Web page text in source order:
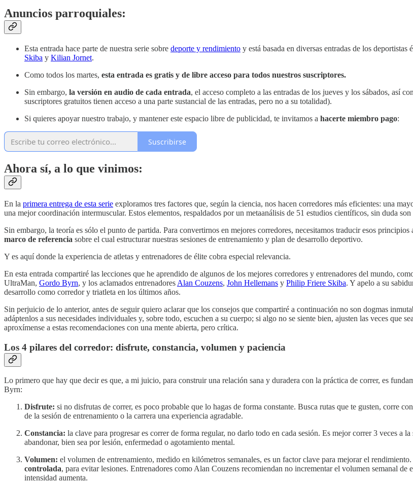
Anuncios parroquiales:
Esta entrada hace parte de nuestra serie sobre deporte y rendimiento y está basada en diversas entradas de los deportistas
Skiba y Kilian Jornet.
Como todos los martes, esta entrada es gratis y de libre acceso para todos nuestros suscriptores.
Sin embargo, la versión en audio de cada entrada, el acceso completo a las entradas de los jueves y los sábados, así
suscriptores gratuitos tienen acceso a una parte sustancial de las entradas, pero no a su totalidad).
Si quieres apoyar nuestro trabajo, y mantener este espacio libre de publicidad, te invitamos a hacerte miembro pago:
Suscribirse
Ahora sí, a lo que vinimos:
En la primera entrega de esta serie exploramos tres factores que, según la ciencia, nos hacen corredores más eficientes: una
una mejor coordinación intermuscular. Estos elementos, respaldados por un metaanálisis de 51 estudios científicos, sin duda
Sin embargo, la teoría es sólo el punto de partida. Para convertirnos en mejores corredores, necesitamos traducir esos
marco de referencia sobre el cual estructurar nuestras sesiones de entrenamiento y plan de desarrollo deportivo.
Y es aquí donde la experiencia de atletas y entrenadores de élite cobra especial relevancia.
En esta entrada compartiré las lecciones que he aprendido de algunos de los mejores corredores y entrenadores del mundo,
UltraMan, Gordo Byrn, y los aclamados entrenadores Alan Couzens, John Hellemans y Philip Friere Skiba. Y apelo a su
desarrollo como corredor y triatleta en los últimos años.
Sin perjuicio de lo anterior, antes de seguir quiero aclarar que los consejos que compartiré a continuación no son dogmas
adáptenlos a sus necesidades individuales y, sobre todo, escuchen a su cuerpo; si algo no se siente bien, ajusten las veces que
aproxímense a estas recomendaciones con una mente abierta, pero crítica.
Los 4 pilares del corredor: disfrute, constancia, volumen y paciencia
Lo primero que hay que decir es que, a mi juicio, para construir una relación sana y duradera con la práctica de correr, es
Byrn:
Disfrute: si no disfrutas de correr, es poco probable que lo hagas de forma constante. Busca rutas que te gusten, corre
de la sesión de entrenamiento o la carrera una experiencia agradable.
Constancia: la clave para progresar es correr de forma regular, no darlo todo en cada sesión. Es mejor correr 3 veces a
abandonar, bien sea por lesión, enfermedad o agotamiento mental.
Volumen: el volumen de entrenamiento, medido en kilómetros semanales, es un factor clave para mejorar el
controlada, para evitar lesiones. Entrenadores como Alan Couzens recomiendan no incrementar el volumen semanal
intensidad aumenta.